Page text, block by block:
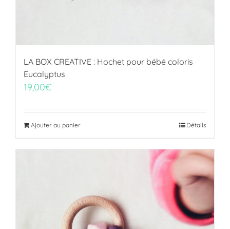
LA BOX CREATIVE : Hochet pour bébé coloris
Eucalyptus
19,00€
Ajouter au panier Détails